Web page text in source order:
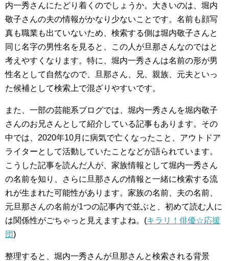
内一秀さんにたどり着くのでしょうか。大きいのは、堀内
敬子さんの夫の情報がかなり少ないことです。名前も顔写
真も職業も出ていないため、検索する側は堀内敬子さんと
同じ名字の男性名を見ると、この人が旦那さんなのではと
考えやすくなります。特に、堀内一秀さんは名前の形が男
性名として自然なので、旦那さん、兄、親族、元夫といっ
た候補として検索上で混ざりやすいです。
また、一部の芸能系ブログでは、堀内一秀さんを堀内敬子
さんのお兄さんとして紹介している記事もあります。その
中では、2020年10月に病気で亡くなったこと、アウトドア
ライターとして活動していたことなどが語られています。
こうした記事を読んだ人が、家族情報として堀内一秀さん
の名前を知り、さらに旦那さんの情報と一緒に検索する流
れが生まれた可能性があります。家族の名前、夫の名前、
元旦那さんの名前が1つの記事内で並ぶと、初めて読む人に
は関係性がごちゃっと見えますよね。(キラリ！俳優☆応援
団)
整理すると、堀内一秀さんが旦那さんと検索される背景